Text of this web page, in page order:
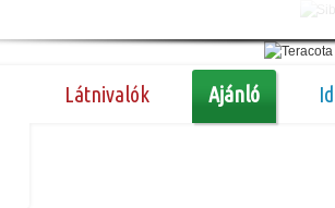
Látnivalók Ajánló